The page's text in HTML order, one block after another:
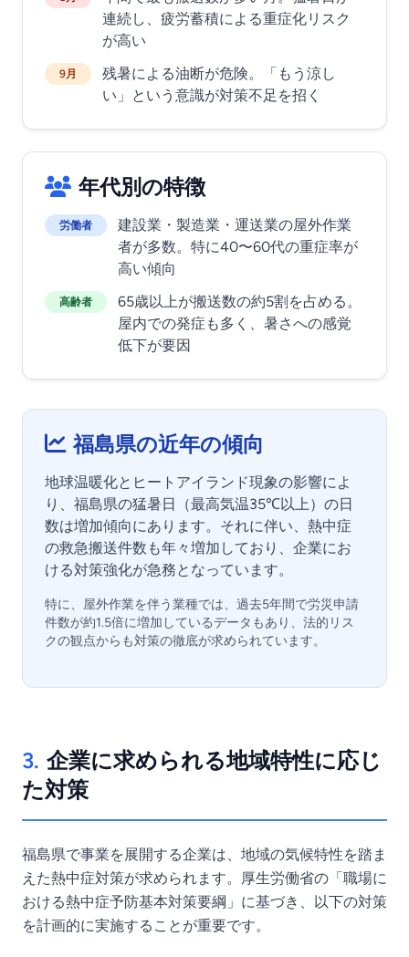
連続し、疲労蓄積による重症化リスク
が高い
9月
残暑による油断が危険。「もう涼し
い」という意識が対策不足を招く
年代別の特徴
労働者
建設業・製造業・運送業の屋外作業
者が多数。特に40〜60代の重症率が
高い傾向
高齢者
65歳以上が搬送数の約5割を占める。
屋内での発症も多く、暑さへの感覚
低下が要因
福島県の近年の傾向
地球温暖化とヒートアイランド現象の影響によ
り、福島県の猛暑日（最高気温35℃以上）の日
数は増加傾向にあります。それに伴い、熱中症
の救急搬送件数も年々増加しており、企業にお
ける対策強化が急務となっています。
特に、屋外作業を伴う業種では、過去5年間で労災申請
件数が約1.5倍に増加しているデータもあり、法的リス
クの観点からも対策の徹底が求められています。
3. 企業に求められる地域特性に応じ
た対策
福島県で事業を展開する企業は、地域の気候特性を踏ま
えた熱中症対策が求められます。厚生労働省の「職場に
おける熱中症予防基本対策要綱」に基づき、以下の対策
を計画的に実施することが重要です。